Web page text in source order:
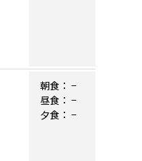
朝食： −
昼食： −
夕食： −